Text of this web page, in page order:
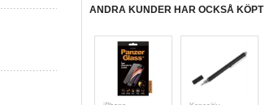
ANDRA KUNDER HAR OCKSÅ KÖPT